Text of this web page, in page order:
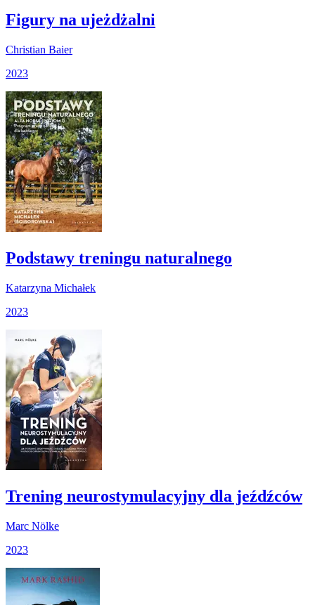
Figury na ujeżdżalni
Christian Baier
2023
Podstawy treningu naturalnego
Katarzyna Michałek
2023
Trening neurostymulacyjny dla jeźdźców
Marc Nölke
2023